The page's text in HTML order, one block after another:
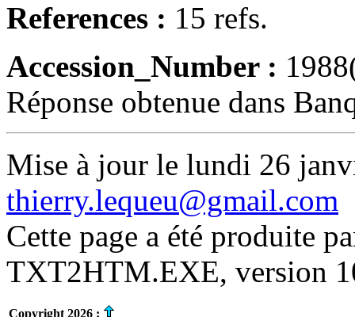
References : 15 refs.
Accession_Number :
Réponse obtenue dans
Mise à jour le lundi 26
thierry.lequeu@gmail.com
Cette page a été produite
TXT2HTM.EXE, version
Copyright 2026 :